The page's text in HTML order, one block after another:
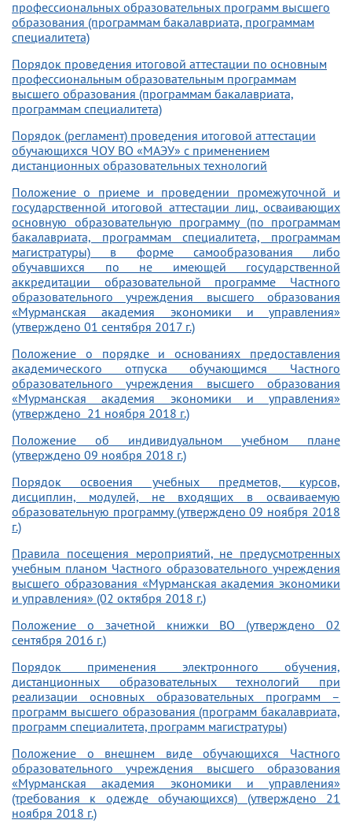
профессиональных образовательных программ высшего
образования (программам бакалавриата, программам
специалитета)
Порядок проведения итоговой аттестации по основным
профессиональным образовательным программам
высшего образования (программам бакалавриата,
программам специалитета)
Порядок (регламент) проведения итоговой аттестации
обучающихся ЧОУ ВО «МАЭУ» с применением
дистанционных образовательных технологий
Положение о приеме и проведении промежуточной и
государственной итоговой аттестации лиц, осваивающих
основную образовательную программу (по программам
бакалавриата, программам специалитета, программам
магистратуры) в форме самообразования либо
обучавшихся по не имеющей государственной
аккредитации образовательной программе Частного
образовательного учреждения высшего образования
«Мурманская академия экономики и управления»
(утверждено 01 сентября 2017 г.)
Положение о порядке и основаниях предоставления
академического отпуска обучающимся Частного
образовательного учреждения высшего образования
«Мурманская академия экономики и управления»
(утверждено 21 ноября 2018 г.)
Положение об индивидуальном учебном плане
(утверждено 09 ноября 2018 г.)
Порядок освоения учебных предметов, курсов,
дисциплин, модулей, не входящих в осваиваемую
образовательную программу (утверждено 09 ноября 2018
г.)
Правила посещения мероприятий, не предусмотренных
учебным планом Частного образовательного учреждения
высшего образования «Мурманская академия экономики
и управления» (02 октября 2018 г.)
Положение о зачетной книжки ВО (утверждено 02
сентября 2016 г.)
Порядок применения электронного обучения,
дистанционных образовательных технологий при
реализации основных образовательных программ –
программ высшего образования (программ бакалавриата,
программ специалитета, программ магистратуры)
Положение о внешнем виде обучающихся Частного
образовательного учреждения высшего образования
«Мурманская академия экономики и управления»
(требования к одежде обучающихся) (утверждено 21
ноября 2018 г.)